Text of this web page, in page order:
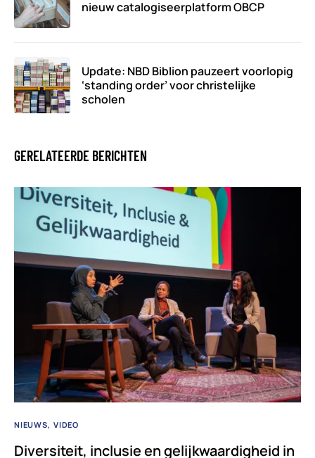
nieuw catalogiseerplatform OBCP
Update: NBD Biblion pauzeert voorlopig
‘standing order’ voor christelijke
scholen
GERELATEERDE BERICHTEN
NIEUWS VIDEO
Diversiteit, inclusie en gelijkwaardigheid in